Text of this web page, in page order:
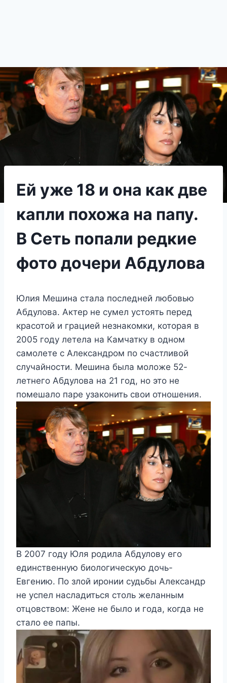
Ей уже 18 и она как две
капли похожа на папу.
В Сеть попали редкие
фото дочери Абдулова
Юлия Мешина стала последней любовью
Абдулова. Актер не сумел устоять перед
красотой и грацией незнакомки, которая в
2005 году летела на Камчатку в одном
самолете с Александром по счастливой
случайности. Мешина была моложе 52-
летнего Абдулова на 21 год, но это не
помешало паре узаконить свои отношения.
В 2007 году Юля родила Абдулову его
единственную биологическую дочь-
Евгению. По злой иронии судьбы Александр
не успел насладиться столь желанным
отцовством: Жене не было и года, когда не
стало ее папы.